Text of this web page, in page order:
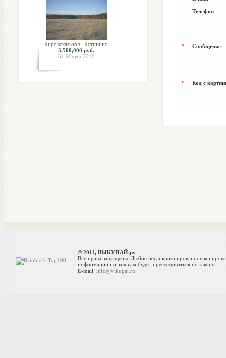
Кировская обл., Кстинино
3,500,000 руб.
31 Марта 2010
Телефон
* Сообщение
* Код с
© 2011, ВЫКУПАЙ.ру
Все права защищены. Любое несанкционированное
информации по залогам будет преследоваться по закону.
E-mail:info@vikupai.ru